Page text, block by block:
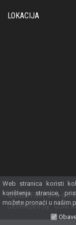
Web stranica koristi
korištenja stranice,
možete pronaći u našim
LOKACIJA
©2026 Full Parts
Developed by GSM